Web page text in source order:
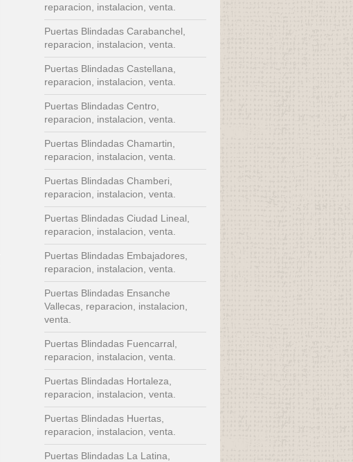
reparacion, instalacion, venta.
Puertas Blindadas Carabanchel,
reparacion, instalacion, venta.
Puertas Blindadas Castellana,
reparacion, instalacion, venta.
Puertas Blindadas Centro,
reparacion, instalacion, venta.
Puertas Blindadas Chamartin,
reparacion, instalacion, venta.
Puertas Blindadas Chamberi,
reparacion, instalacion, venta.
Puertas Blindadas Ciudad Lineal,
reparacion, instalacion, venta.
Puertas Blindadas Embajadores,
reparacion, instalacion, venta.
Puertas Blindadas Ensanche
Vallecas, reparacion, instalacion,
venta.
Puertas Blindadas Fuencarral,
reparacion, instalacion, venta.
Puertas Blindadas Hortaleza,
reparacion, instalacion, venta.
Puertas Blindadas Huertas,
reparacion, instalacion, venta.
Puertas Blindadas La Latina,